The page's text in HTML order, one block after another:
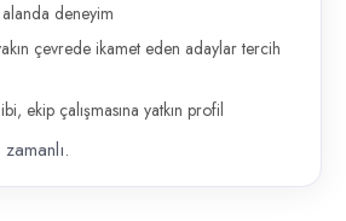
deneyim
çevrede ikamet eden adaylar tercih
ekip çalışmasına yatkın profil